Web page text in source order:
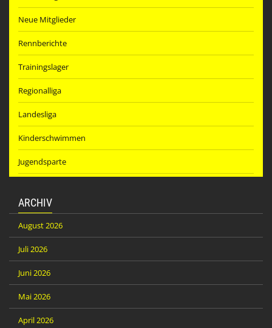
Neue Mitglieder
Rennberichte
Trainingslager
Regionalliga
Landesliga
Kinderschwimmen
Jugendsparte
ARCHIV
August 2026
Juli 2026
Juni 2026
Mai 2026
April 2026